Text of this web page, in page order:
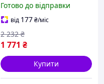
трьома капсулами
STANLEY FMHT42559-1
Готово до відправки
від 177₴/міс
1 771 ₴
2 232 ₴
Купити